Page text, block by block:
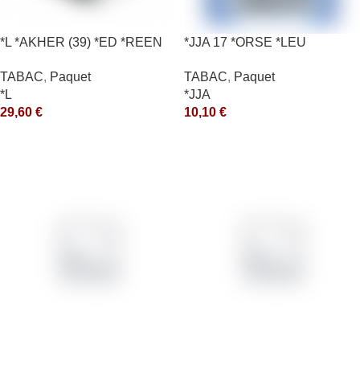
*L *AKHER (39) *ED *REEN
TABAC, Paquet
*L
29,60 €
*JJA 17 *ORSE *LEU
TABAC, Paquet
*JJA
10,10 €